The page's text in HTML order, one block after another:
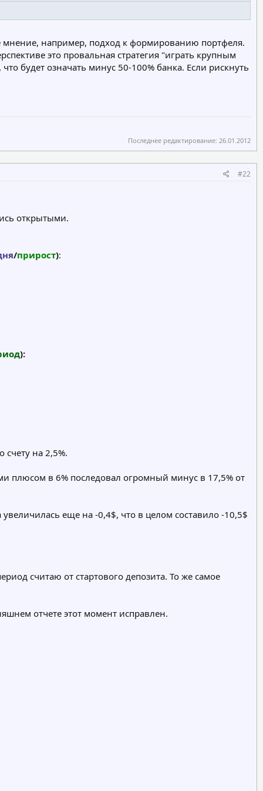
мнение, например, подход к формированию портфеля.
это провальная стратегия "играть крупным
будет означать минус 50-100% банка. Если рискнуть
Последнее редактирование: 26.01.2012
#22
открытыми.
/прирост):​
):
счету на 2,5%.
плюсом в 6% последовал огромный минус в 17,5% от
увеличилась еще на -0,4$, что в целом составило -10,5$
считаю от стартового депозита. То же самое
отчете этот момент исправлен.